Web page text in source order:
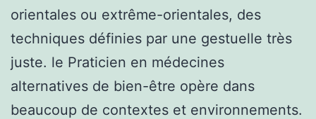
orientales ou extrême-orientales, des
techniques définies par une gestuelle très
juste. le Praticien en médecines
alternatives de bien-être opère dans
beaucoup de contextes et environnements.